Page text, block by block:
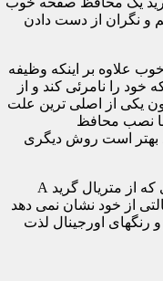
و نگران از دست دادن
علاوه بر اینکه وظیفه
را نامرئی کند و از
یکی از اصلی ترین علت
با نصب محافظ
بهتر است روش دیگری
4-عدم تغییر رنگ تصاویر محافظ صفحه ای که از متریال گرید A
از خود نشان نمی دهد
و رنگهای اورجینال لذت